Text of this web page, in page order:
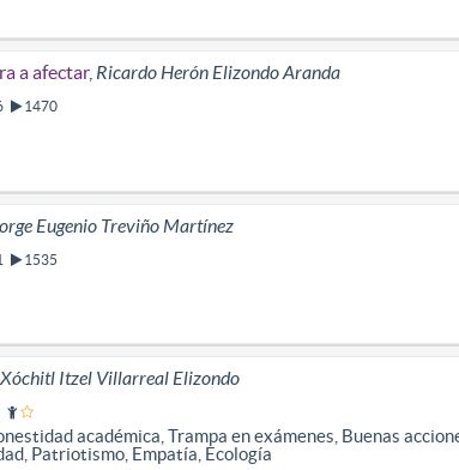
a afectar, Ricardo Herón Elizondo Aranda
1470
Eugenio Treviño Martínez
1535
Xóchitl Itzel Villarreal Elizondo
académica, Trampa en exámenes, Buenas
Patriotismo, Empatía, Ecología